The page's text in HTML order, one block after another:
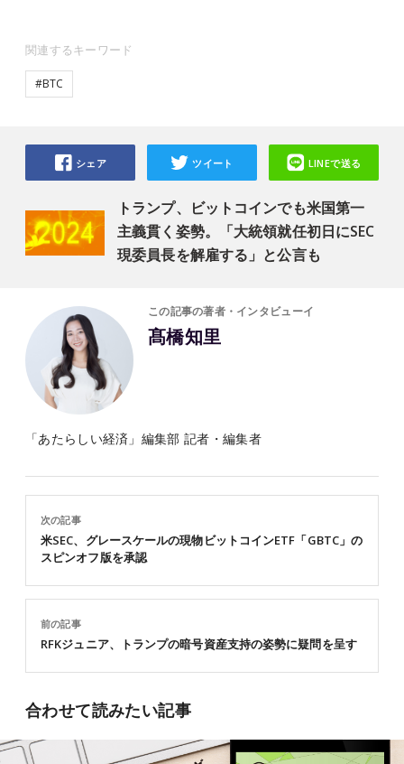
関連するキーワード
#BTC
トランプ、ビットコインでも米国第一
主義貫く姿勢。「大統領就任初日にSEC
現委員長を解雇する」と公言も
シェア ツイート LINEで送る
この記事の著者・インタビューイ
髙橋知里
「あたらしい経済」編集部 記者・編集者
前の記事
RFKジュニア、トランプの暗号資産支持の姿勢に疑問を呈す
次の記事
米SEC、グレースケールの現物ビットコインETF「GBTC」の
スピンオフ版を承認
合わせて読みたい記事